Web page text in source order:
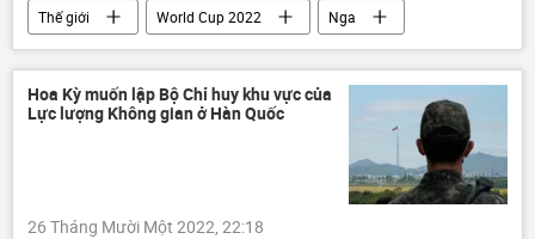
Thế giới World Cup 2022
Nga
Các biện pháp trừng phạt chống Nga
Thể thao
bóng đá
Hoa Kỳ muốn lập Bộ Chỉ huy khu vực của
Lực lượng Không gian ở Hàn Quốc
26 Tháng Mười Một 2022, 22:18